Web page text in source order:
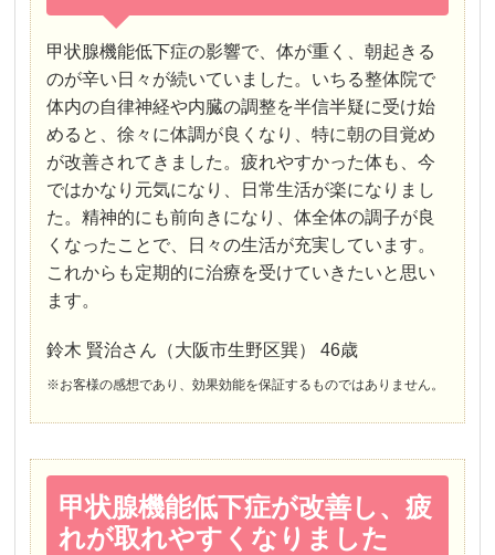
甲状腺機能低下症の影響で、体が重く、朝起きる
のが辛い日々が続いていました。いちる整体院で
体内の自律神経や内臓の調整を半信半疑に受け始
めると、徐々に体調が良くなり、特に朝の目覚め
が改善されてきました。疲れやすかった体も、今
ではかなり元気になり、日常生活が楽になりまし
た。精神的にも前向きになり、体全体の調子が良
くなったことで、日々の生活が充実しています。
これからも定期的に治療を受けていきたいと思い
ます。
鈴木 賢治さん（大阪市生野区巽） 46歳
※お客様の感想であり、効果効能を保証するものではありません。
甲状腺機能低下症が改善し、疲
れが取れやすくなりました